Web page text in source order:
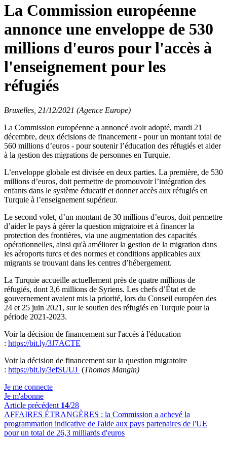
La Commission européenne
annonce une enveloppe de 530
millions d'euros pour l'accès à
l'enseignement pour les
réfugiés
Bruxelles, 21/12/2021 (Agence Europe)
La Commission européenne a annoncé avoir adopté, mardi 21
décembre, deux décisions de financement - pour un montant total de
560 millions d’euros - pour soutenir l’éducation des réfugiés et aider
à la gestion des migrations de personnes en Turquie.
L’enveloppe globale est divisée en deux parties. La première, de 530
millions d’euros, doit permettre de promouvoir l’intégration des
enfants dans le système éducatif et donner accès aux réfugiés en
Turquie à l’enseignement supérieur.
Le second volet, d’un montant de 30 millions d’euros, doit permettre
d’aider le pays à gérer la question migratoire et à financer la
protection des frontières, via une augmentation des capacités
opérationnelles, ainsi qu'à améliorer la gestion de la migration dans
les aéroports turcs et des normes et conditions applicables aux
migrants se trouvant dans les centres d’hébergement.
La Turquie accueille actuellement près de quatre millions de
réfugiés, dont 3,6 millions de Syriens. Les chefs d’État et de
gouvernement avaient mis la priorité, lors du Conseil européen des
24 et 25 juin 2021, sur le soutien des réfugiés en Turquie pour la
période 2021-2023.
Voir la décision de financement sur l'accès à l'éducation
: https://bit.ly/3J7ACTE
Voir la décision de financement sur la question migratoire
: https://bit.ly/3efSUUJ (Thomas Mangin)
Je me connecte
Je m'abonne
Article précédent 14/28
AFFAIRES ÉTRANGÈRES : la Commission a achevé la
programmation indicative de l'aide aux pays partenaires de l'UE
pour un total de 26,3 milliards d'euros